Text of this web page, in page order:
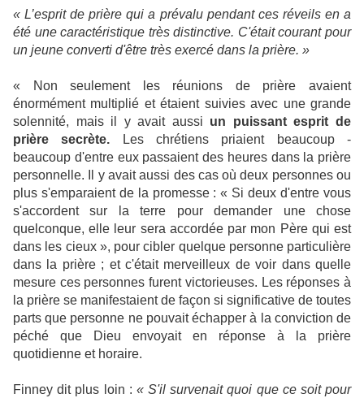
« L’esprit de prière qui a prévalu pendant ces réveils en a
été une caractéristique très distinctive. C'était courant pour
un jeune converti d'être très exercé dans la prière. »
« Non seulement les réunions de prière avaient
énormément multiplié et étaient suivies avec une grande
solennité, mais il y avait aussi un puissant esprit de
prière secrète. Les chrétiens priaient beaucoup -
beaucoup d'entre eux passaient des heures dans la prière
personnelle. Il y avait aussi des cas où deux personnes ou
plus s'emparaient de la promesse : « Si deux d'entre vous
s'accordent sur la terre pour demander une chose
quelconque, elle leur sera accordée par mon Père qui est
dans les cieux », pour cibler quelque personne particulière
dans la prière ; et c'était merveilleux de voir dans quelle
mesure ces personnes furent victorieuses. Les réponses à
la prière se manifestaient de façon si significative de toutes
parts que personne ne pouvait échapper à la conviction de
péché que Dieu envoyait en réponse à la prière
quotidienne et horaire.
Finney dit plus loin : « S'il survenait quoi que ce soit pour